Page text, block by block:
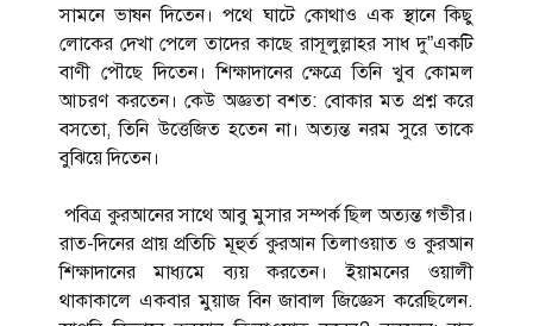
সামনে ভাষন দিতেন। পথে ঘাটে কোথাও এক স্থানে কিছু
লোকের দেখা পেলে তাদের কাছে রাসূলুল্লাহর সাধ দু”একটি
বাণী পৌছে দিতেন। শিক্ষাদানের ক্ষেত্রে তিনি খুব কোমল
আচরণ করতেন। কেউ অজ্ঞতা বশত: বোকার মত প্রশ্ন করে
বসতো, তিনি উত্তেজিত হতেন না। অত্যন্ত নরম সুরে তাকে
বুঝিয়ে দিতেন।
পবিত্র কুরআনের সাথে আবু মুসার সম্পর্ক ছিল অত্যন্ত গভীর।
রাত-দিনের প্রায় প্রতিচি মূহুর্ত কুরআন তিলাওয়াত ও কুরআন
শিক্ষাদানের মাধ্যমে ব্যয় করতেন। ইয়ামনের ওয়ালী
থাকাকালে একবার মুয়াজ বিন জাবাল জিজ্ঞেস করেছিলেন.